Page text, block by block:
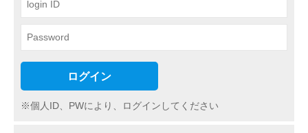
ログイン
※個人ID、PWにより、ログインしてください